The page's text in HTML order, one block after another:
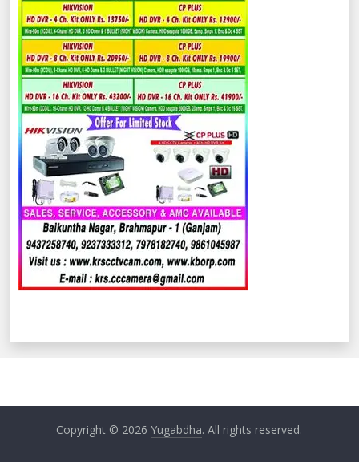
Copyright © 2026Yugabdha. All rights reserved.